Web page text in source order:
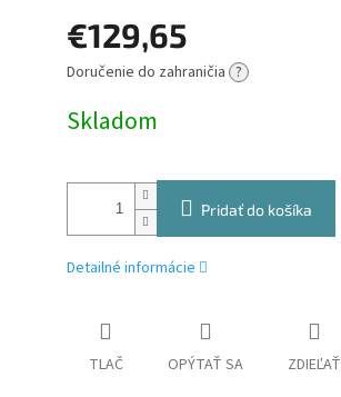
€129,65
Jednotková
Doručenie do zahraničia ?
Skladom
Pridať do košíka
Detailné informácie
TLAČ OPÝTAŤ SA ZDIEĽAŤ